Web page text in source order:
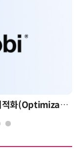
AI 시대의 의사결정을 바꾸는 수리최적화(Optimization): 실제 산업 적용 사례와 활용 전략